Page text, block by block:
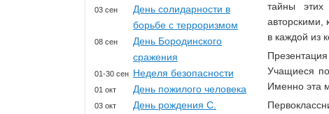
тайны этих
авторскими,
в каждой из
Учащиеся
Именно эта
03 сен
День солидарности в
борьбе с терроризмом
08 сен
День Бородинского
сражения
01-30 сен Неделя безопасности
01 окт День пожилого человека
03 окт
День рождения С.